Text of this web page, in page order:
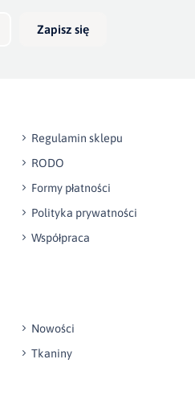
Zapisz się
Regulamin sklepu
RODO
Formy płatności
Polityka prywatności
Współpraca
Nowości
Tkaniny